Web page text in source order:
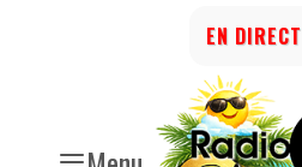
EN DIRECT